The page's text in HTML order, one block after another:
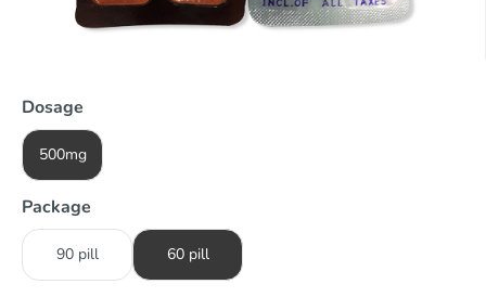
Dosage
500mg
Package
90 pill 60 pill